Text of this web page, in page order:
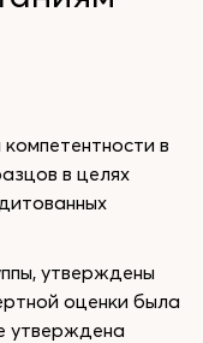
в
в целях
утверждены
оценки была
утверждена